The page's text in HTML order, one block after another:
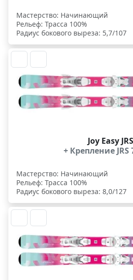
Мастерство: Начинающий
Рельеф: Трасса 100%
Радиус бокового выреза: 5,7/107
Joy Easy JRS
+ Крепление JRS
Мастерство: Начинающий
Рельеф: Трасса 100%
Радиус бокового выреза: 8,0/127